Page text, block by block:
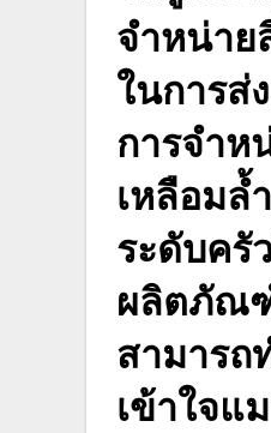
จำหน่าย
ในการส่
การจำห
เหลือม
ระดับครั
ผลิตภัณ
สามารถ
เข้าใจแ